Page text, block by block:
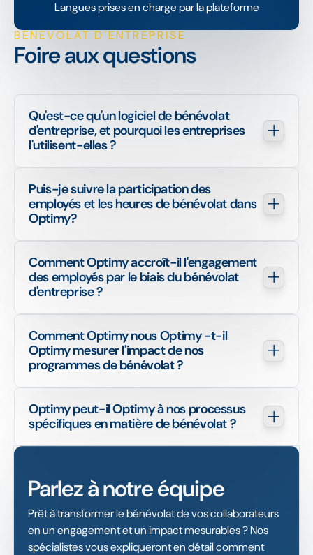
Langues prises en charge par la plateforme
BÉNÉVOLAT D'ENTREPRISE
Foire aux questions
Qu'est-ce qu'un logiciel de bénévolat
d'entreprise, et pourquoi les entreprises
l'utilisent-elles ?
Puis-je suivre la participation des
employés et les heures de bénévolat dans
Optimy?
Comment Optimy accroît-il l'engagement
des employés par le biais du bénévolat
d'entreprise ?
Comment Optimy nous Optimy -t-il
Optimy mesurer l'impact de nos
programmes de bénévolat ?
Optimy peut-il Optimy à nos processus
spécifiques en matière de bénévolat ?
Parlez à notre équipe
Prêt à transformer le bénévolat de vos collaborateurs
en un engagement et un impact mesurables ? Nos
spécialistes vous expliqueront en détail comment